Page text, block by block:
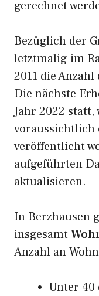
gerechnet
Bezüglich der
letztmalig im
2011 die
Die nächste
Jahr 2022 statt,
voraussichtlich
veröffentlicht
aufgeführten
aktualisieren.
In Berzhausen
insgesamt
Anzahl an
Unter 40